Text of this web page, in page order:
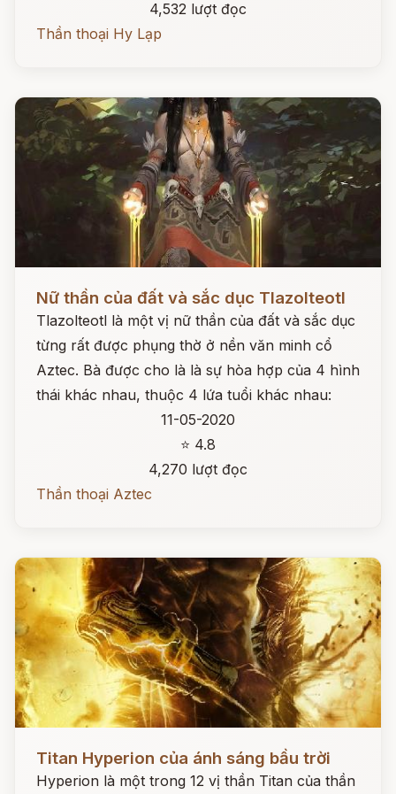
4,532 lượt đọc
Thần thoại Hy Lạp
Nữ thần của đất và sắc dục Tlazolteotl
Tlazolteotl là một vị nữ thần của đất và sắc dục
từng rất được phụng thờ ở nền văn minh cổ
Aztec. Bà được cho là là sự hòa hợp của 4 hình
thái khác nhau, thuộc 4 lứa tuổi khác nhau:
11-05-2020
⭐ 4.8
4,270 lượt đọc
Thần thoại Aztec
Titan Hyperion của ánh sáng bầu trời
Hyperion là một trong 12 vị thần Titan của thần